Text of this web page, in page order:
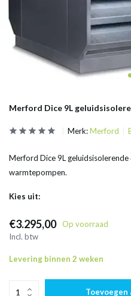
Merford Dice 9L
Merk:Merford
Merford Dice 9L
warmtepompen.
Kies uit:
€3.295,00
Op voorraad
Incl. btw
Levering binnen 2 weken
Toevoegen